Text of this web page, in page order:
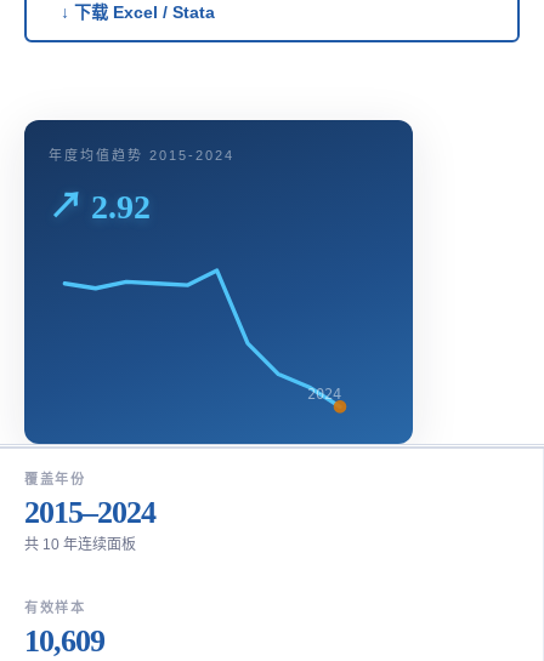
↓ 下载 Excel / Stata
年度均值趋势 2015-2024
↗ 2.92
2024
覆盖年份
2015–2024
共 10 年连续面板
有效样本
10,609